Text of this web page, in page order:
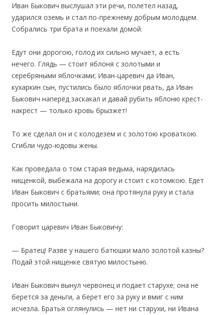
Иван Быкович выслушал эти речи, полетел назад,
ударился оземь и стал по-прежнему добрым молодцем.
Собрались три брата и поехали домой.
Едут они дорогою, голод их сильно мучает, а есть
нечего. Глядь — стоит яблоня с золотыми и
серебряными яблочками; Иван-царевич да Иван,
кухаркин сын, пустились было яблочки рвать, да Иван
Быкович наперёд заскакал и давай рубить яблоню крест-
накрест — только кровь брызжет!
То же сделал он и с колодезем и с золотою кроваткою.
Сгибли чудо-юдовы жены.
Как проведала о том старая ведьма, нарядилась
нищенкой, выбежала на дорогу и стоит с котомкою. Едет
Иван Быкович с братьями; она протянула руку и стала
просить милостыни.
Говорит царевич Иван Быковичу:
— Братец! Разве у нашего батюшки мало золотой казны?
Подай этой нищенке святую милостыню.
Иван Быкович вынул червонец и подает старухе; она не
берется за деньги, а берет его за руку и вмиг с ним
исчезла. Братья оглянулись — нет ни старухи, ни Ивана